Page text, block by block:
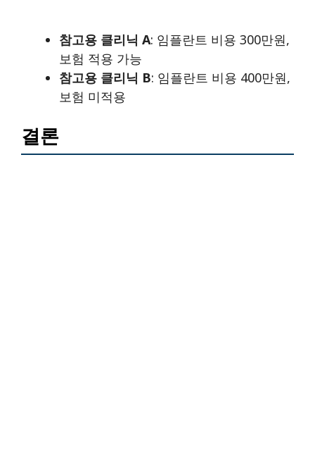
참고용 클리닉 A: 임플란트 비용 300만원,
보험 적용 가능
참고용 클리닉 B: 임플란트 비용 400만원,
보험 미적용
결론